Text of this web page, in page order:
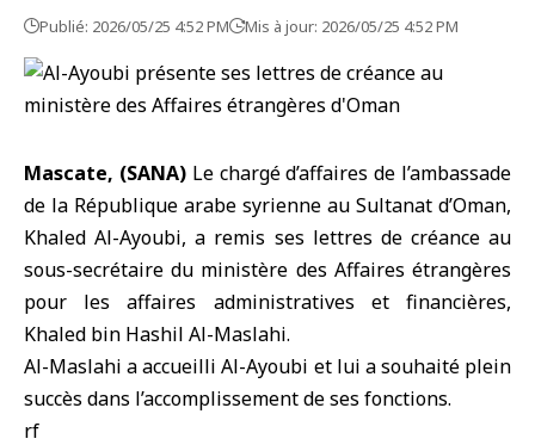
Publié: 2026/05/25 4:52 PM Mis à jour: 2026/05/25 4:52 PM
Mascate, (SANA) Le chargé d’affaires de l’ambassade
de la République arabe syrienne au Sultanat d’Oman,
Khaled Al-Ayoubi, a remis ses lettres de créance au
sous-secrétaire du ministère des Affaires étrangères
pour les affaires administratives et financières,
Khaled bin Hashil Al-Maslahi.
Al-Maslahi a accueilli Al-Ayoubi et lui a souhaité plein
succès dans l’accomplissement de ses fonctions.
rf